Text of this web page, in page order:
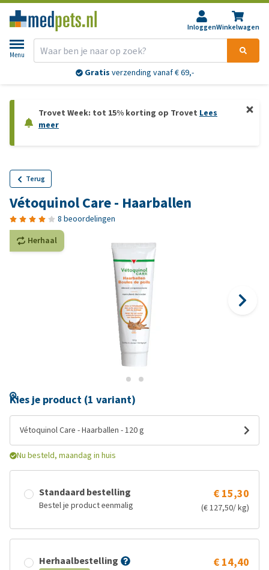
InloggenWinkelwagen
Menu
Gratis verzending vanaf € 69,-
Trovet Week: tot 15% korting op Trovet Lees
meer
Terug
Vétoquinol Care - Haarballen
8 beoordelingen
Herhaal
Kies je product (1 variant)
Vétoquinol Care - Haarballen - 120 g
Nu besteld, maandag in huis
Standaard bestelling
Bestel je product eenmalig
€ 15,30
(€ 127,50/ kg)
Herhaalbestelling € 14,40